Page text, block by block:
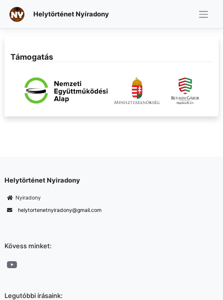
Skip
Helytörténet Nyíradony
Támogatás
Helytörténet Nyiradony
Nyiradony
helytortenetnyiradony@gmail.com
Kövess minket:
YouTube
Legutóbbi írásaink: